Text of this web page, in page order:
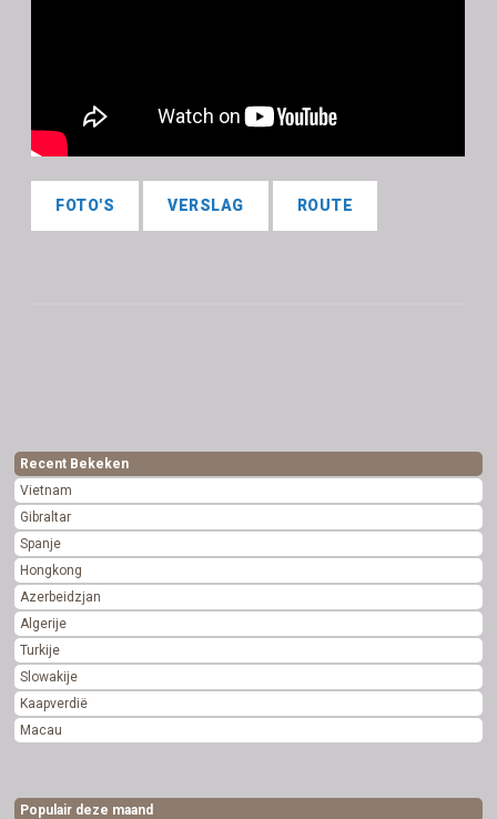
FOTO'S VERSLAG ROUTE
Recent Bekeken
Vietnam
Gibraltar
Spanje
Hongkong
Azerbeidzjan
Algerije
Turkije
Slowakije
Kaapverdië
Macau
Populair deze maand